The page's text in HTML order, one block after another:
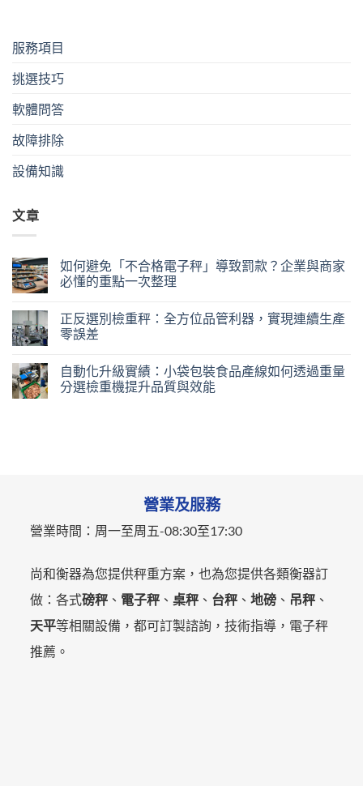
服務項目
挑選技巧
軟體問答
故障排除
設備知識
文章
如何避免「不合格電子秤」導致罰款？企業與商家
必懂的重點一次整理
正反選別檢重秤：全方位品管利器，實現連續生產
零誤差
自動化升級實績：小袋包裝食品產線如何透過重量
分選檢重機提升品質與效能
營業及服務
營業時間： 周一至周五-08:30至17:30
尚和衡器為您提供秤重方案，也為您提供各類衡器訂
做：各式磅秤 、 電子秤 、桌秤 、 台秤 、地磅 、 吊秤 、
天平等相關設備，都可訂製諮詢，技術指導，電子秤
推薦。